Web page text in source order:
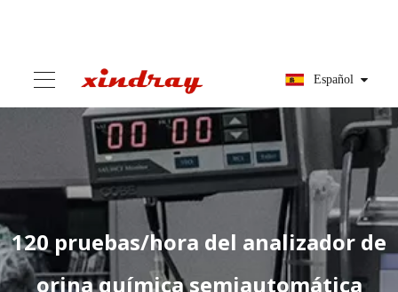
120 pruebas/hora del analizador de
orina química semiautomática
Casa » Productos Producto IVD Analizador de orina »
120 pruebas/hora del analizador de orina química